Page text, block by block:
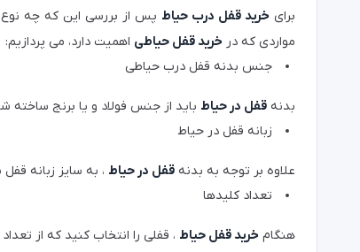
برای خرید قفل درب حیاط پس از بررسی این که چه نوع
مواردی که در خرید قفل حیاطی اهمیت دارد، می پردازیم:
جنس بدنه قفل درب حیاطی
بدنه قفل در حیاط باید از جنس فولاد و یا برنج
زبانه قفل در حیاط
علاوه بر توجه به بدنه قفل در حیاط ، به سایز زبانه
تعداد کلیدها
هنگام خرید قفل حیاط ، قفلی را انتخاب کنید که از